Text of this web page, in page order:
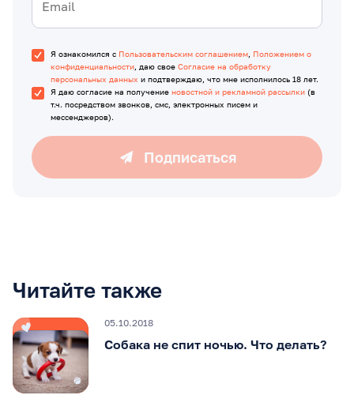
Я ознакомился с Пользовательским соглашением, Положением о
конфиденциальности, даю свое Согласие на обработку
персональных данных и подтверждаю, что мне исполнилось 18 лет.
Я даю согласие на получение новостной и рекламной рассылки (в
т.ч. посредством звонков, смс, электронных писем и
мессенджеров).
Подписаться
Читайте также
05.10.2018
Собака не спит ночью. Что делать?